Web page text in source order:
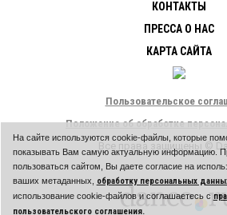
На сайте используются cookie-файлы, которые
показывать Вам самую актуальную информацию.
пользоваться сайтом, Вы даете согласие на
ваших метаданных,
обработку персональных
использование cookie-файлов и соглашаетесь с
пользовательского соглашения.
КОНТАКТЫ
ПРЕССА О НАС
КАРТА САЙТА
Пользовательское
Положение об обработке
Все права защищены ©